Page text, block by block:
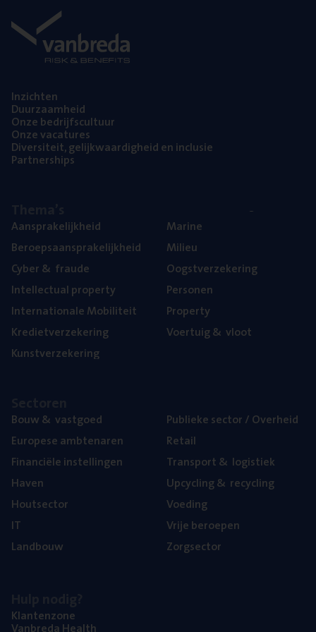
Inzich­ten
Duur­zaam­heid
Onze bedrijfs­cul­tuur
Onze vaca­tu­res
Diver­si­teit, gelijk­waar­dig­heid en inclusie
Part­ner­ships
Aan­spra­ke­lijk­heid
Beroeps­aan­spra­ke­lijk­heid
Cyber& fraude
Intel­lec­tu­al property
Inter­na­ti­o­na­le Mobiliteit
Kre­diet­ver­ze­ke­ring
Kunst­ver­ze­ke­ring
Mari­ne
Mili­eu
Oogst­ver­ze­ke­ring
Per­so­nen
Pro­per­ty
Voer­tuig& vloot
Bouw& vastgoed
Euro­pe­se ambtenaren
Finan­ci­ë­le instellingen
Haven
Hout­sec­tor
IT
Land­bouw
Publie­ke sec­tor / Overheid
Retail
Trans­port& logistiek
Upcy­cling& recycling
Voe­ding
Vrije beroe­pen
Zorg­sec­tor
Klan­ten­zo­ne
Van­b­re­da Health